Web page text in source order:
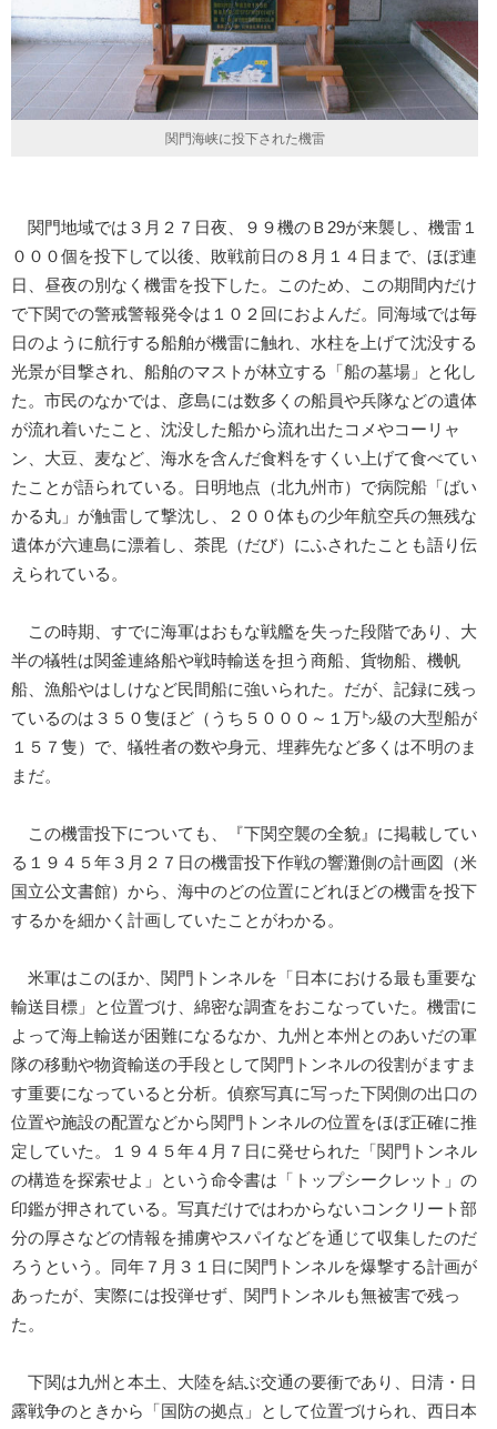
関門海峡に投下された機雷
関門地域では３月２７日夜、９９機のＢ29が来襲し、機雷１
０００個を投下して以後、敗戦前日の８月１４日まで、ほぼ連
日、昼夜の別なく機雷を投下した。このため、この期間内だけ
で下関での警戒警報発令は１０２回におよんだ。同海域では毎
日のように航行する船舶が機雷に触れ、水柱を上げて沈没する
光景が目撃され、船舶のマストが林立する「船の墓場」と化し
た。市民のなかでは、彦島には数多くの船員や兵隊などの遺体
が流れ着いたこと、沈没した船から流れ出たコメやコーリャ
ン、大豆、麦など、海水を含んだ食料をすくい上げて食べてい
たことが語られている。日明地点（北九州市）で病院船「ばい
かる丸」が触雷して撃沈し、２００体もの少年航空兵の無残な
遺体が六連島に漂着し、荼毘（だび）にふされたことも語り伝
えられている。
この時期、すでに海軍はおもな戦艦を失った段階であり、大
半の犠牲は関釜連絡船や戦時輸送を担う商船、貨物船、機帆
船、漁船やはしけなど民間船に強いられた。だが、記録に残っ
ているのは３５０隻ほど（うち５０００～１万㌧級の大型船が
１５７隻）で、犠牲者の数や身元、埋葬先など多くは不明のま
まだ。
この機雷投下についても、『下関空襲の全貌』に掲載してい
る１９４５年３月２７日の機雷投下作戦の響灘側の計画図（米
国立公文書館）から、海中のどの位置にどれほどの機雷を投下
するかを細かく計画していたことがわかる。
米軍はこのほか、関門トンネルを「日本における最も重要な
輸送目標」と位置づけ、綿密な調査をおこなっていた。機雷に
よって海上輸送が困難になるなか、九州と本州とのあいだの軍
隊の移動や物資輸送の手段として関門トンネルの役割がますま
す重要になっていると分析。偵察写真に写った下関側の出口の
位置や施設の配置などから関門トンネルの位置をほぼ正確に推
定していた。１９４５年４月７日に発せられた「関門トンネル
の構造を探索せよ」という命令書は「トップシークレット」の
印鑑が押されている。写真だけではわからないコンクリート部
分の厚さなどの情報を捕虜やスパイなどを通じて収集したのだ
ろうという。同年７月３１日に関門トンネルを爆撃する計画が
あったが、実際には投弾せず、関門トンネルも無被害で残っ
た。
下関は九州と本土、大陸を結ぶ交通の要衝であり、日清・日
露戦争のときから「国防の拠点」として位置づけられ、西日本